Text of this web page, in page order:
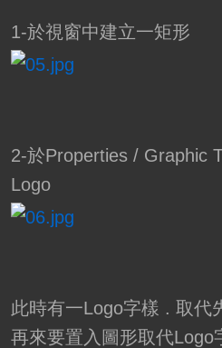
1-於視窗中建立一矩形
2-於Properties / Graphic
Logo
此時有一Logo字樣 . 取代
再來要置入圖形取代Logo